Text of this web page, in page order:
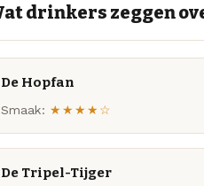
drinkers zeggen
De Hopfan
Smaak: ★★★★☆
De Tripel-Tijger